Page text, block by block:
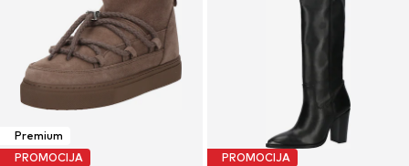
Premium
PROMOCIJA
PROMOCIJA